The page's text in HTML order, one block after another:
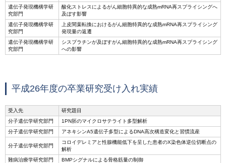
遺伝子発現機構学研
究部門
酸化ストレスによるがん細胞特異的な成熟mRNA再スプライシングへ
及ぼす影響
遺伝子発現機構学研
究部門
上皮間葉転換におけるがん細胞特異的な成熟mRNA再スプライシング
発現量の返遷
遺伝子発現機構学研
究部門
シスプラチンが及ぼすがん細胞特異的な成熟mRNA再スプライシング
への影響
平成26年度の卒業研究受け入れ実績
受入先
研究題目
分子遺伝学研究部門
1PN胚のマイクロサテライト多型解析
分子遺伝学研究部門
アネキシンA5遺伝子多型によるDNA高次構造変化と習慣流産
分子遺伝学研究部門
コロイデレミアと性腺機能低下を呈した患者のX染色体逆位切断点の
解析
難病治療学研究部門
BMPシグナルによる骨格筋量の制御